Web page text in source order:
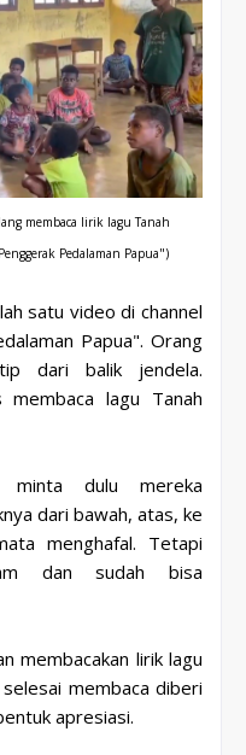
membaca lirik lagu Tanah
Pedalaman Papua")
satu video di channel
Papua". Orang
dari balik jendela.
membaca lagu Tanah
minta dulu mereka
dari bawah, atas, ke
menghafal. Tetapi
dan sudah bisa
membacakan lirik lagu
membaca diberi
apresiasi.